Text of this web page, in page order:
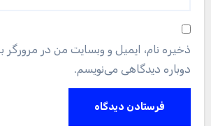
ذخیره نام، ایمیل و وبسایت من در مرورگر
دوباره دیدگاهی می‌نویسم.